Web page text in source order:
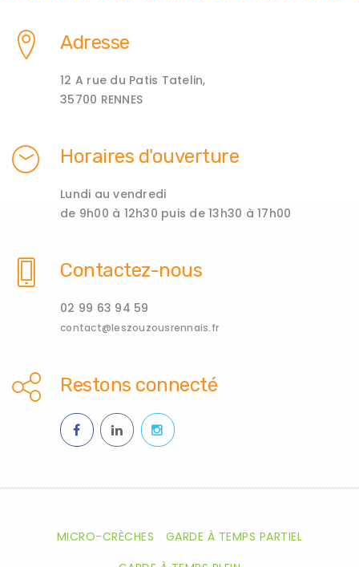
Adresse
12 A rue du Patis Tatelin,
35700 RENNES
Horaires d'ouverture
Lundi au vendredi
de 9h00 à 12h30 puis de 13h30 à 17h00
Contactez-nous
02 99 63 94 59
contact@leszouzousrennais.fr
Restons connecté
MICRO-CRÈCHES
GARDE À TEMPS PARTIEL